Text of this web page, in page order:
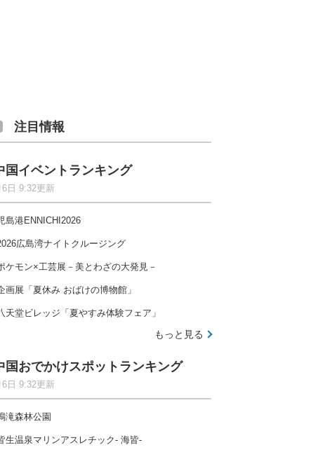
注目情報
国イベントランキング
6日 9:32更新
島港ENNICHI2026
広島湾ナイトクルージング
ケモン×工芸展－美とわざの大発見－
画展「夏休み おばけの博物館」
天堂ビレッジ「夏やすみ体験フェア」
もっと見る
国おでかけスポットランキング
6日 9:32更新
滝森林公園
生温泉マリンアスレチック- 海皆-